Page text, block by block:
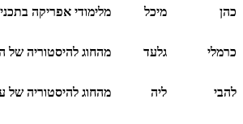
כהן מיכל מלימודי אפריקה
כרמלי גלעד מהחוג להיסטוריה של
להבי ליה מהחוג להיסטוריה של